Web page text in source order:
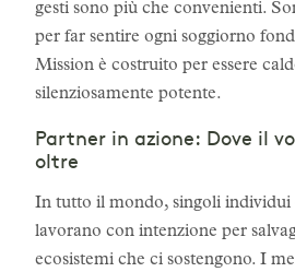
gesti sono più che convenienti.
per far sentire ogni soggiorno
Mission è costruito per essere
silenziosamente potente.
Partner in azione: Dove il
oltre
In tutto il mondo, singoli individui
lavorano con intenzione per
ecosistemi che ci sostengono. I